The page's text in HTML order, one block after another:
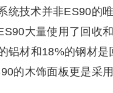
统技术并非ES90的
大量使用了回收
铝材和18%的钢材
的木饰面板更是采